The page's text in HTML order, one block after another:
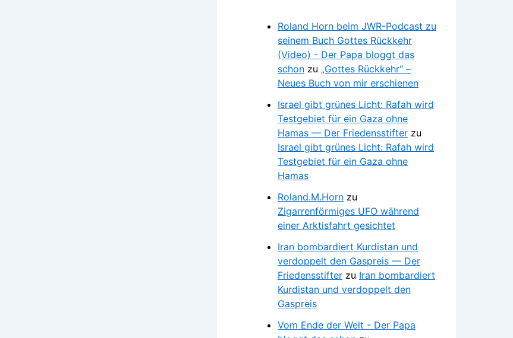
Roland Horn beim JWR-Podcast zu
seinem Buch Gottes Rückkehr
(Video) - Der Papa bloggt das
schon zu „Gottes Rückkehr“ –
Neues Buch von mir erschienen
Israel gibt grünes Licht: Rafah wird
Testgebiet für ein Gaza ohne
Hamas — Der Friedensstifter zu
Israel gibt grünes Licht: Rafah wird
Testgebiet für ein Gaza ohne
Hamas
Roland.M.Horn zu
Zigarrenförmiges UFO während
einer Arktisfahrt gesichtet
Iran bombardiert Kurdistan und
verdoppelt den Gaspreis — Der
Friedensstifter zu Iran bombardiert
Kurdistan und verdoppelt den
Gaspreis
Vom Ende der Welt - Der Papa